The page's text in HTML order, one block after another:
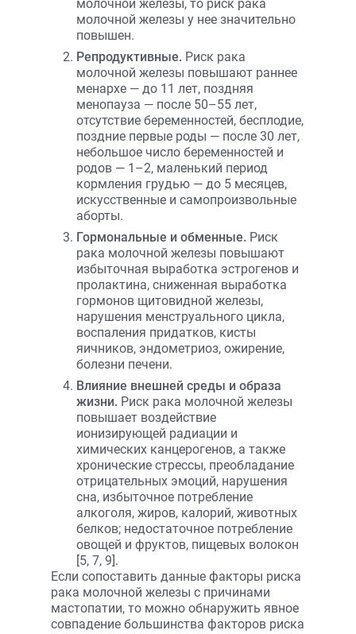
молочной железы, то риск рака
молочной железы у нее значительно
повышен.
Репродуктивные. Риск рака
молочной железы повышают раннее
менархе — до 11 лет, поздняя
менопауза — после 50–55 лет,
отсутствие беременностей, бесплодие,
поздние первые роды — после 30 лет,
небольшое число беременностей и
родов — 1–2, маленький период
кормления грудью — до 5 месяцев,
искусственные и самопроизвольные
аборты.
Гормональные и обменные. Риск
рака молочной железы повышают
избыточная выработка эстрогенов и
пролактина, сниженная выработка
гормонов щитовидной железы,
нарушения менструального цикла,
воспаления придатков, кисты
яичников, эндометриоз, ожирение,
болезни печени.
Влияние внешней среды и образа
жизни. Риск рака молочной железы
повышает воздействие
ионизирующей радиации и
химических канцерогенов, а также
хронические стрессы, преобладание
отрицательных эмоций, нарушения
сна, избыточное потребление
алкоголя, жиров, калорий, животных
белков; недостаточное потребление
овощей и фруктов, пищевых волокон
[5, 7, 9].
Если сопоставить данные факторы риска
рака молочной железы с причинами
мастопатии, то можно обнаружить явное
совпадение большинства факторов риска